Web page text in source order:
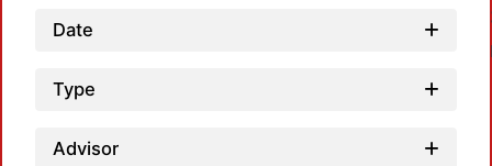
Date
Type
Advisor